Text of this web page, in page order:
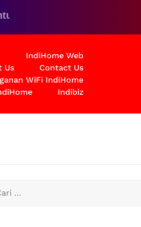
IndiHome Web
Us
Contact Us
WiFi IndiHome
Indibiz